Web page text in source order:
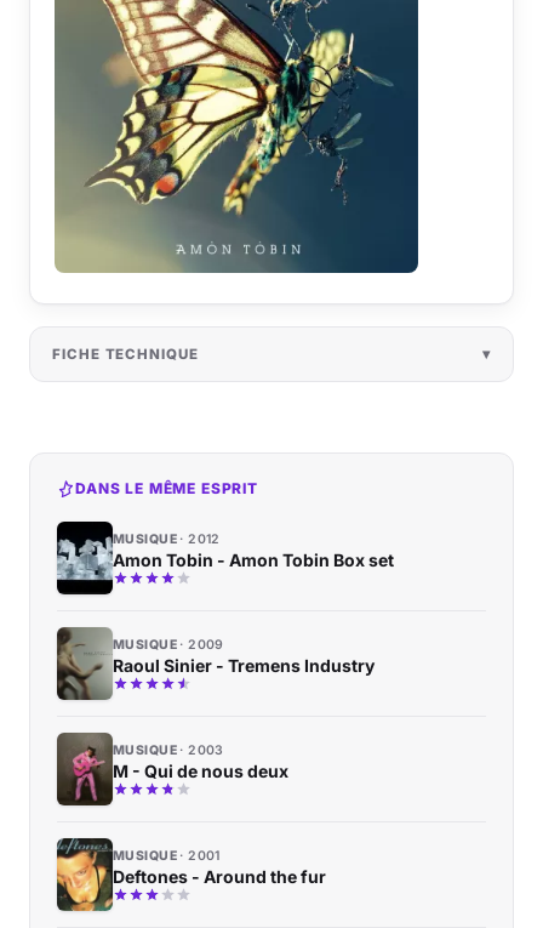
FICHE TECHNIQUE
DANS LE MÊME ESPRIT
MUSIQUE 2012
Amon Tobin - Amon Tobin Box set
MUSIQUE 2009
Raoul Sinier - Tremens Industry
MUSIQUE 2003
M - Qui de nous deux
MUSIQUE 2001
Deftones - Around the fur